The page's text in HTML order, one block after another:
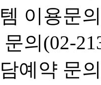
이용문
의(02-
예약 문